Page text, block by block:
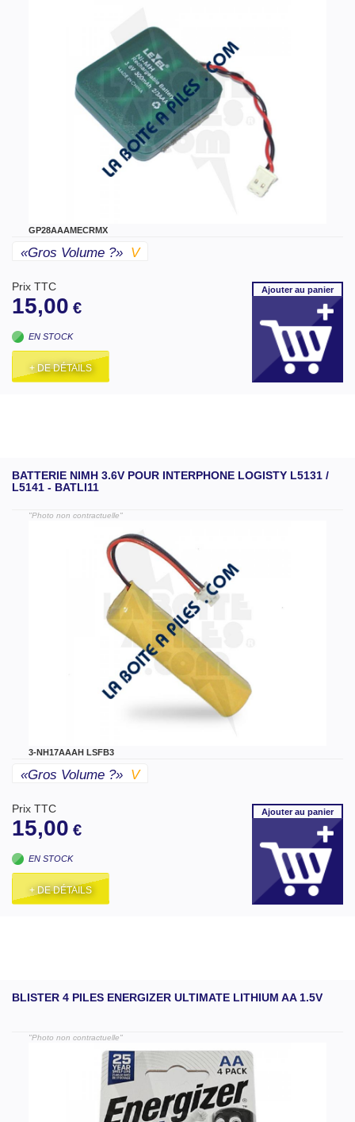
GP28AAAMECRMX
«gros Volume ?» V
Prix TTC
15,00 €
EN STOCK
+ DE DÉTAILS
Ajouterau panier
BATTERIE NIMH 3.6V POUR INTERPHONE LOGISTY L5131 /
L5141 - BATLI11
"Photo non contractuelle"
3-NH17AAAH LSFB3
«gros Volume ?» V
Prix TTC
15,00 €
EN STOCK
+ DE DÉTAILS
Ajouterau panier
BLISTER 4 PILES ENERGIZER ULTIMATE LITHIUM AA 1.5V
"Photo non contractuelle"